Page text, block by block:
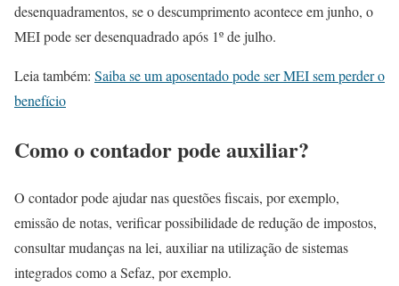
desenquadramentos, se o descumprimento acontece em junho, o
MEI pode ser desenquadrado após 1º de julho.
Leia também: Saiba se um aposentado pode ser MEI sem perder o
benefício
Como o contador pode auxiliar?
O contador pode ajudar nas questões fiscais, por exemplo,
emissão de notas, verificar possibilidade de redução de impostos,
consultar mudanças na lei, auxiliar na utilização de sistemas
integrados como a Sefaz, por exemplo.